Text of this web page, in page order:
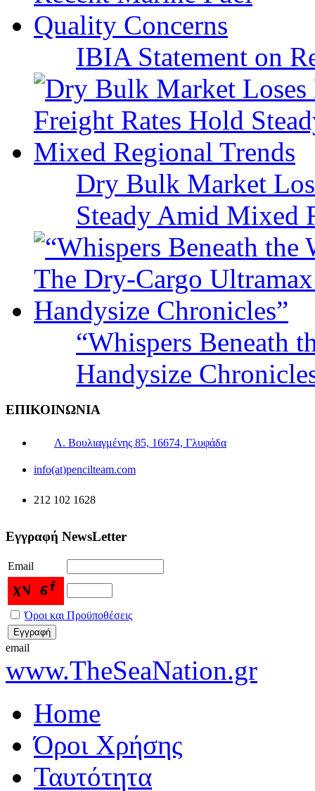
IBIA Statement on
Dry Bulk Market
Steady Amid Mixed
“Whispers Beneath
Handysize
ΕΠΙΚΟΙΝΩΝΙΑ
Λ. Βουλιαγμένης 85, 16674, Γλυφάδα
info(at)pencilteam.com
212 102 1628
Εγγραφή NewsLetter
Email
Όροι και Προϋποθέσεις
email
www.TheSeaNation.gr
Home
Όροι Χρήσης
Ταυτότητα